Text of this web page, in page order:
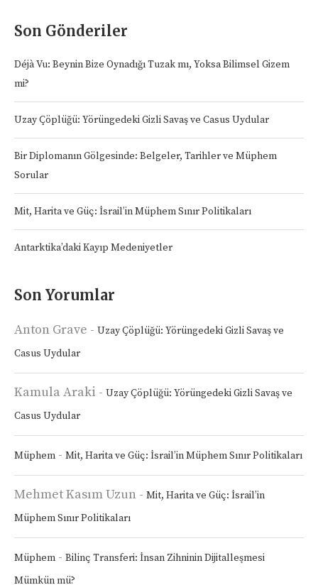
Son Gönderiler
Déjà Vu: Beynin Bize Oynadığı Tuzak mı, Yoksa Bilimsel Gizem
mi?
Uzay Çöplüğü: Yörüngedeki Gizli Savaş ve Casus Uydular
Bir Diplomanın Gölgesinde: Belgeler, Tarihler ve Müphem
Sorular
Mit, Harita ve Güç: İsrail’in Müphem Sınır Politikaları
Antarktika’daki Kayıp Medeniyetler
Son Yorumlar
Anton Grave - Uzay Çöplüğü: Yörüngedeki Gizli Savaş ve
Casus Uydular
Kamula Araki - Uzay Çöplüğü: Yörüngedeki Gizli Savaş ve
Casus Uydular
Müphem - Mit, Harita ve Güç: İsrail’in Müphem Sınır Politikaları
Mehmet Kasım Uzun - Mit, Harita ve Güç: İsrail’in
Müphem Sınır Politikaları
Müphem - Bilinç Transferi: İnsan Zihninin Dijitalleşmesi
Mümkün mü?